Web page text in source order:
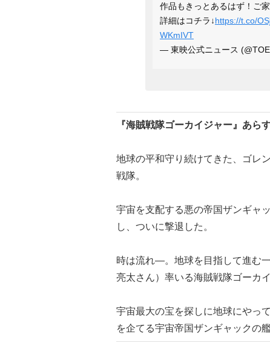
作品もきっとあるはず！ご
詳細はコチラ↓https://t.co/
WKmIVT
— 東映公式ニュース
『海賊戦隊ゴーカイジャー』あら
地球の平和守り続けてきた、ゴレ
戦隊。
宇宙を支配する悪の帝国ザンギャ
し、ついに撃退した。
時は流れ―。地球を目指して進む
亮太さん）率いる海賊戦隊ゴーカ
宇宙最大の宝を探しに地球にやっ
を企てる宇宙帝国ザンギャックの